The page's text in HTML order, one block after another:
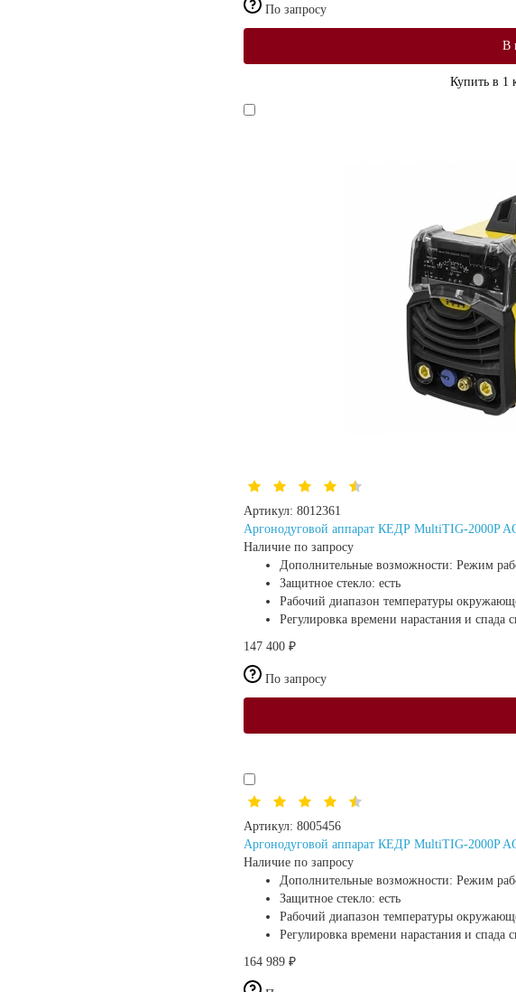
По запросу
В
Купить в 1
Артикул: 8012361
Аргонодуговой аппарат КЕДР MultiTIG-2000P
Наличие по запросу
Дополнительные возможности: Режим
Защитное стекло: есть
Рабочий диапазон температуры
Регулировка времени нарастания и спада
147 400 ₽
По запросу
Артикул: 8005456
Аргонодуговой аппарат КЕДР MultiTIG-2000P
Наличие по запросу
Дополнительные возможности: Режим
Защитное стекло: есть
Рабочий диапазон температуры
Регулировка времени нарастания и спада
164 989 ₽